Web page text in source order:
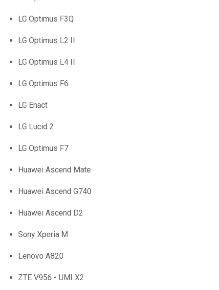
LG Optimus F3Q
LG Optimus L2 II
LG Optimus L4 II
LG Optimus F6
LG Enact
LG Lucid 2
LG Optimus F7
Huawei Ascend Mate
Huawei Ascend G740
Huawei Ascend D2
Sony Xperia M
Lenovo A820
ZTE V956 - UMI X2